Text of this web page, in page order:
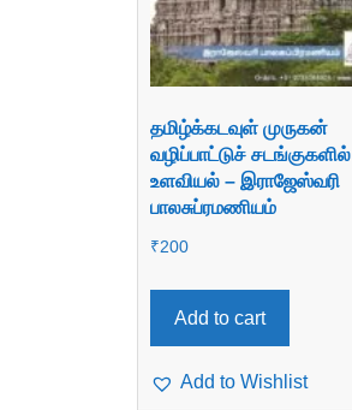
தமிழ்க்கடவுள் முருகன்
வழிப்பாட்டுச் சடங்குகளில்
உளவியல் – இராஜேஸ்வரி
பாலசுப்ரமணியம்
₹200
Add to cart
Add to Wishlist